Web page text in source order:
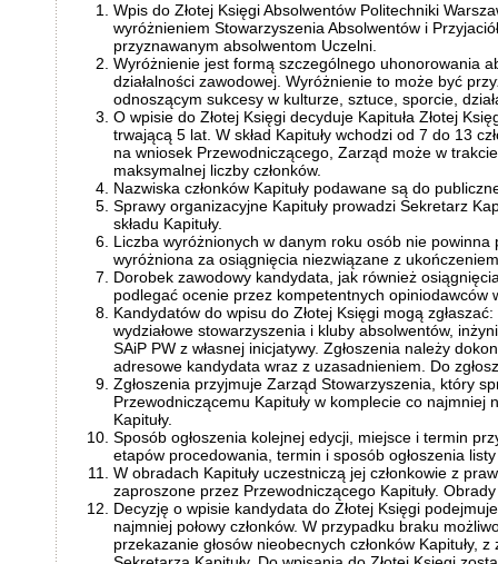
Wpis do Złotej Księgi Absolwentów Politechniki
wyróżnieniem Stowarzyszenia Absolwentów i
przyznawanym absolwentom Uczelni.
Wyróżnienie jest formą szczególnego uhonorowania
działalności zawodowej. Wyróżnienie to może być
odnoszącym sukcesy w kulturze, sztuce, sporcie,
O wpisie do Złotej Księgi decyduje Kapituła Złotej
trwającą 5 lat. W skład Kapituły wchodzi od 7 do 13
na wniosek Przewodniczącego, Zarząd może w
maksymalnej liczby członków.
Nazwiska członków Kapituły podawane są do
Sprawy organizacyjne Kapituły prowadzi Sekretarz
składu Kapituły.
Liczba wyróżnionych w danym roku osób nie
wyróżniona za osiągnięcia niezwiązane z
Dorobek zawodowy kandydata, jak również
podlegać ocenie przez kompetentnych opiniodawców
Kandydatów do wpisu do Złotej Księgi mogą
wydziałowe stowarzyszenia i kluby absolwentów,
SAiP PW z własnej inicjatywy. Zgłoszenia należy
adresowe kandydata wraz z uzasadnieniem. Do
Zgłoszenia przyjmuje Zarząd Stowarzyszenia, który
Przewodniczącemu Kapituły w komplecie co
Kapituły.
Sposób ogłoszenia kolejnej edycji, miejsce i termin
etapów procedowania, termin i sposób ogłoszenia
W obradach Kapituły uczestniczą jej członkowie z
zaproszone przez Przewodniczącego Kapituły.
Decyzję o wpisie kandydata do Złotej Księgi
najmniej połowy członków. W przypadku braku
przekazanie głosów nieobecnych członków Kapituły,